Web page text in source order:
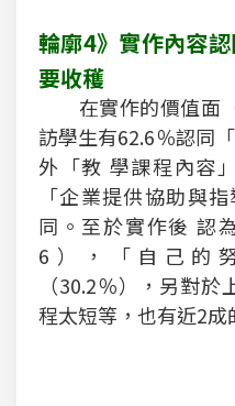
輪廓4》實作內容
要收穫
在實作的價值面
訪學生有62.6％認同
外「教 學課程內容
「企業提供協助與
同。至於實作後 認
6），「自己的
（30.2％），另對
程太短等，也有近2成